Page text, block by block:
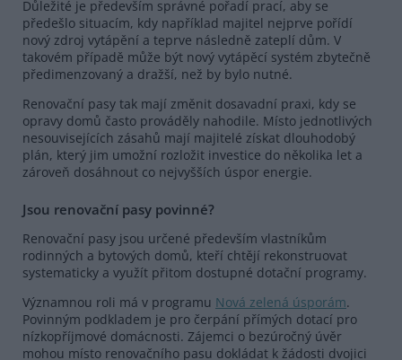
Důležité je především správné pořadí prací, aby se
předešlo situacím, kdy například majitel nejprve pořídí
nový zdroj vytápění a teprve následně zateplí dům. V
takovém případě může být nový vytápěcí systém zbytečně
předimenzovaný a dražší, než by bylo nutné.
Renovační pasy tak mají změnit dosavadní praxi, kdy se
opravy domů často prováděly nahodile. Místo jednotlivých
nesouvisejících zásahů mají majitelé získat dlouhodobý
plán, který jim umožní rozložit investice do několika let a
zároveň dosáhnout co nejvyšších úspor energie.
Jsou renovační pasy povinné?
Renovační pasy jsou určené především vlastníkům
rodinných a bytových domů, kteří chtějí rekonstruovat
systematicky a využít přitom dostupné dotační programy.
Významnou roli má v programu Nová zelená úsporám.
Povinným podkladem je pro čerpání přímých dotací pro
nízkopříjmové domácnosti. Zájemci o bezúročný úvěr
mohou místo renovačního pasu dokládat k žádosti dvojici